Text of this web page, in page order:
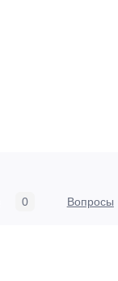
0 Вопросы